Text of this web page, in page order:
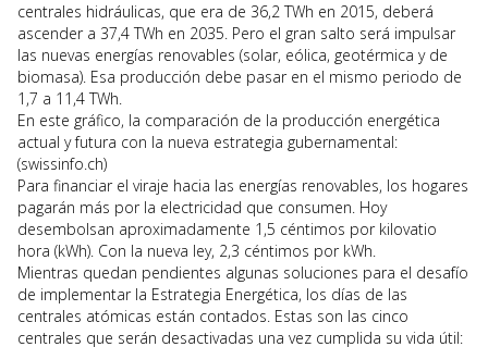
centrales hidráulicas, que era de 36,2 TWh en 2015, deberá
ascender a 37,4 TWh en 2035. Pero el gran salto será impulsar
las nuevas energías renovables (solar, eólica, geotérmica y de
biomasa). Esa producción debe pasar en el mismo periodo de
1,7 a 11,4 TWh.
En este gráfico, la comparación de la producción energética
actual y futura con la nueva estrategia gubernamental:
(swissinfo.ch)
Para financiar el viraje hacia las energías renovables, los hogares
pagarán más por la electricidad que consumen. Hoy
desembolsan aproximadamente 1,5 céntimos por kilovatio
hora (kWh). Con la nueva ley, 2,3 céntimos por kWh.
Mientras quedan pendientes algunas soluciones para el desafío
de implementar la Estrategia Energética, los días de las
centrales atómicas están contados. Estas son las cinco
centrales que serán desactivadas una vez cumplida su vida útil: